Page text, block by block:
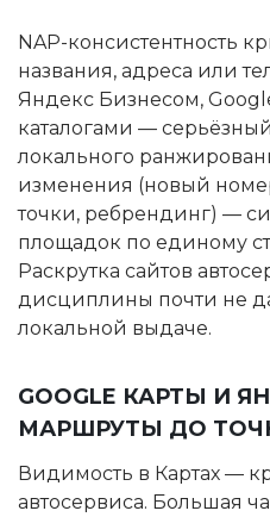
NAP-консистентность
названия, адреса или
Яндекс Бизнесом,
каталогами —
локального
изменения (новый
точки, ребрендинг) —
площадок по единому
Раскрутка сайтов
дисциплины почти не
локальной выдаче.
GOOGLE КАРТЫ И
МАРШРУТЫ ДО
Видимость в Картах —
автосервиса. Большая